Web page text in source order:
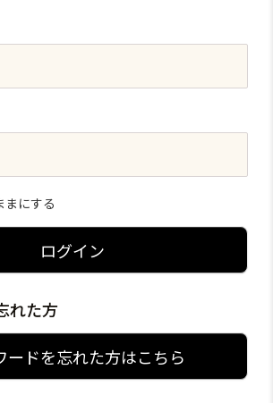
まにする
ログイン
れた方
ードを忘れた方はこちら